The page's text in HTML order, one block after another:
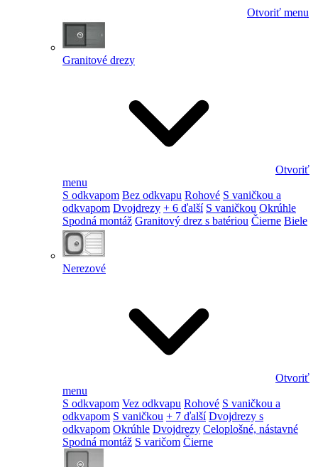
Otvoriť menu
Granitové drezy
Otvoriť
menu
S odkvapom Bez odkvapu Rohové S vaničkou a
odkvapom Dvojdrezy + 6 ďalší S vaničkou Okrúhle
Spodná montáž Granitový drez s batériou Čierne Biele
Nerezové
Otvoriť
menu
S odkvapom Vez odkvapu Rohové S vaničkou a
odkvapom S vaničkou + 7 ďalší Dvojdrezy s
odkvapom Okrúhle Dvojdrezy Celoplošné, nástavné
Spodná montáž S varičom Čierne